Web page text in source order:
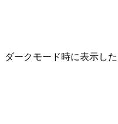
ダークモード時に表示し